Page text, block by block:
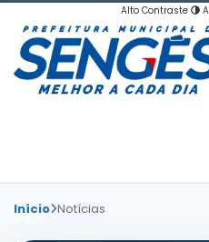
Alto Contraste
Início Notícias